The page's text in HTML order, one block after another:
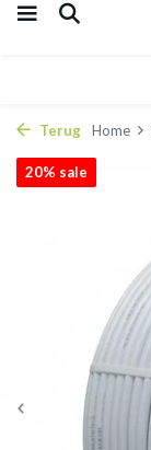
Terug Home
20% sale